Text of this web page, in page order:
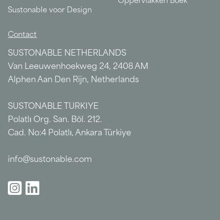
Sustonable voor Design
Contact
SUSTONABLE NETHERLANDS
Van Leeuwenhoekweg 24, 2408 AM
Alphen Aan Den Rijn, Netherlands
SUSTONABLE TURKIYE
Polatlı Org. San. Böl. 212.
Cad. No:4 Polatlı, Ankara Türkiye
info@sustonable.com